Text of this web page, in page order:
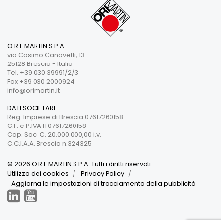
O.R.I. MARTIN S.P.A.
via Cosimo Canovetti, 13
25128 Brescia - Italia
Tel. +39 030 39991/2/3
Fax +39 030 2000924
info@orimartin.it
DATI SOCIETARI
Reg. Imprese di Brescia 07617260158
C.F. e P.IVA IT07617260158
Cap. Soc. €. 20.000.000,00 i.v.
C.C.I.A.A. Brescia n.324325
© 2026 O.R.I. MARTIN S.P.A. Tutti i diritti riservati.
Utilizzo dei cookies
Privacy Policy
Aggiorna le impostazioni di tracciamento della pubblicità